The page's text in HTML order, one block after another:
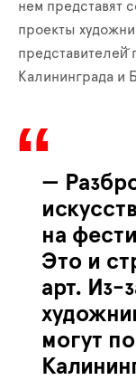
нем представят
проекты
представителей̆
Калининграда и
—
на
Это и
арт. Из-
могут